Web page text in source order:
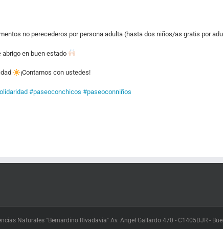
no perecederos por persona adulta (hasta dos niños/as gratis por
en buen estado
¡Contamos con ustedes!
#paseoconchicos #paseoconniños
Naturales "Bernardino Rivadavia" Av. Angel Gallardo 470 - C1405DJR -